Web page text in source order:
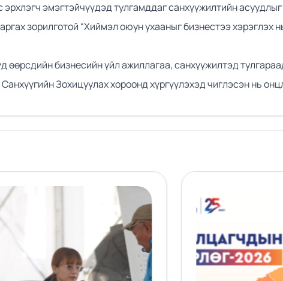
эмэгтэйчүүдэд тулгамддаг санхүүжилтийн
зорилготой “Хиймэл оюун ухааныг бизнестээ хэрэглэх
бизнесийн үйл ажиллагаа, санхүүжилтэд
Зохицуулах хороонд хүргүүлэхэд чиглэсэн нь